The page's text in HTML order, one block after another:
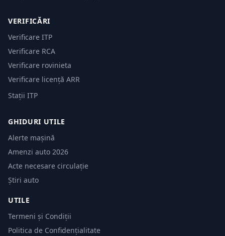
VERIFICĂRI
Verificare ITP
Verificare RCA
Verificare rovinieta
Verificare licență ARR
Stații ITP
GHIDURI UTILE
Alerte mașină
Amenzi auto 2026
Acte necesare circulație
Știri auto
UTILE
Termeni și Condiții
Politica de Confidențialitate